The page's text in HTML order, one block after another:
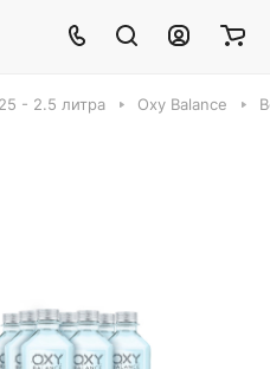
- 2.5 литра Oxy Balance